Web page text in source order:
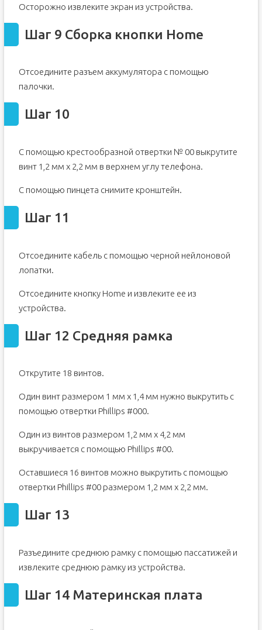
Осторожно извлеките экран из устройства.
Шаг 9 Сборка кнопки Home
Отсоедините разъем аккумулятора с помощью
палочки.
Шаг 10
С помощью крестообразной отвертки № 00 выкрутите
винт 1,2 мм x 2,2 мм в верхнем углу телефона.
С помощью пинцета снимите кронштейн.
Шаг 11
Отсоедините кабель с помощью черной нейлоновой
лопатки.
Отсоедините кнопку Home и извлеките ее из
устройства.
Шаг 12 Средняя рамка
Открутите 18 винтов.
Один винт размером 1 мм x 1,4 мм нужно выкрутить с
помощью отвертки Phillips #000.
Один из винтов размером 1,2 мм x 4,2 мм
выкручивается с помощью Phillips #00.
Оставшиеся 16 винтов можно выкрутить с помощью
отвертки Phillips #00 размером 1,2 мм x 2,2 мм.
Шаг 13
Разъедините среднюю рамку с помощью пассатижей и
извлеките среднюю рамку из устройства.
Шаг 14 Материнская плата